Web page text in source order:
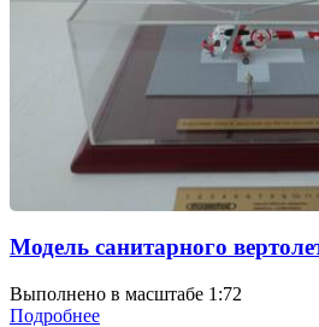
Модель санитарного
Выполнено в масштабе 1:72
Подробнее